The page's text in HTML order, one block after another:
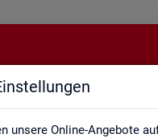
unsere Online-Angebote